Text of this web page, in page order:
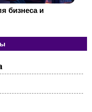
бизнеса и